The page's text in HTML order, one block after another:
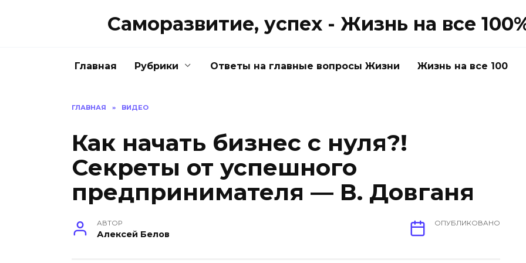
Саморазвитие, успех - Жизнь на все
Главная Рубрики Ответы на главные вопросы Жизни Жизнь на все 100
ГЛАВНАЯ » ВИДЕО
Как начать бизнес с нуля?!
Секреты от успешного
предпринимателя — В. Довганя
АВТОР
Алексей Белов
ОПУБЛИКОВАНО